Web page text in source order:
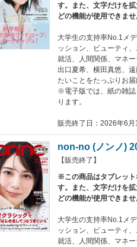
す。また、文字だけを
どの機能が使用できませ
大学生の支持率No.1メ
ッション、ビューティ
就活、人間関係、マネ
出口夏希、横田真悠、
たいことをたっぷりお届
※電子版では、紙の雑誌
ります。
販売終了日：2026年6月
non-no (ノンノ)
【販売終了】
※この商品はタブレット
す。また、文字だけを
どの機能が使用できませ
大学生の支持率No.1メ
ッション、ビューティ
就活、人間関係、マネ